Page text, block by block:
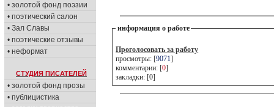
• золотой фонд поэзии
• поэтический салон
• Зал Славы
• поэтические отзывы
• неформат
СТУДИЯ ПИСАТЕЛЕЙ
• золотой фонд прозы
• публицистика
информация о работе
Проголосовать за работу
просмотры: [9071]
комментарии: [0]
закладки: [0]